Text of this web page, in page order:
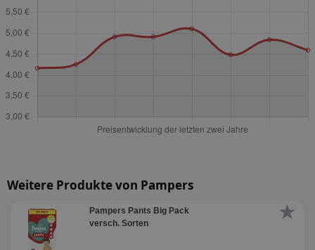
Weitere Produkte von Pampers
★
Pampers Pants Big Pack
versch. Sorten